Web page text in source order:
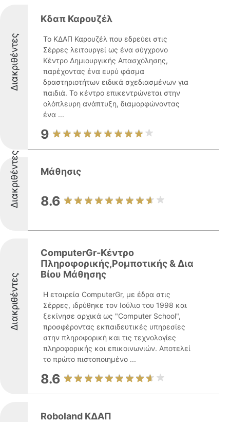
Διακριθέντες
Κδαπ Καρουζέλ
Το ΚΔΑΠ Καρουζέλ που εδρεύει στις
Σέρρες λειτουργεί ως ένα σύγχρονο
Κέντρο Δημιουργικής Απασχόλησης,
παρέχοντας ένα ευρύ φάσμα
δραστηριοτήτων ειδικά σχεδιασμένων για
παιδιά. Το κέντρο επικεντρώνεται στην
ολόπλευρη ανάπτυξη, διαμορφώνοντας
ένα ...
9
Διακριθέντες Μάθησις
8.6
Διακριθέντες
ComputerGr-Κέντρο
Πληροφορικής,Ρομποτικής & Δια
Βίου Μάθησης
Η εταιρεία ComputerGr, με έδρα στις
Σέρρες, ιδρύθηκε τον Ιούλιο του 1998 και
ξεκίνησε αρχικά ως "Computer School",
προσφέροντας εκπαιδευτικές υπηρεσίες
στην πληροφορική και τις τεχνολογίες
πληροφορικής και επικοινωνιών. Αποτελεί
το πρώτο πιστοποιημένο ...
8.6
Roboland ΚΔΑΠ